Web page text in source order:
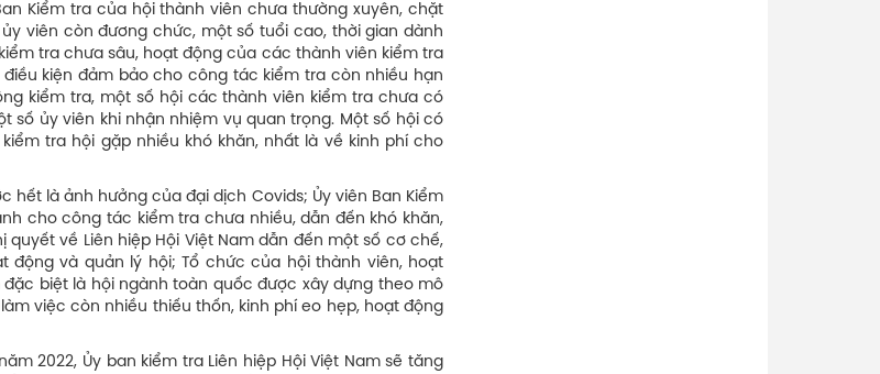
Kiểm tra của hội thành viên chưa thường xuyên, chặt
viên còn đương chức, một số tuổi cao, thời gian dành
tra chưa sâu, hoạt động của các thành viên kiểm tra
kiện đảm bảo cho công tác kiểm tra còn nhiều hạn
kiểm tra, một số hội các thành viên kiểm tra chưa có
ủy viên khi nhận nhiệm vụ quan trọng. Một số hội có
tra hội gặp nhiều khó khăn, nhất là về kinh phí cho
là ảnh hưởng của đại dịch Covids; Ủy viên Ban Kiểm
cho công tác kiểm tra chưa nhiều, dẫn đến khó khăn,
về Liên hiệp Hội Việt Nam dẫn đến một số cơ chế,
và quản lý hội; Tổ chức của hội thành viên, hoạt
biệt là hội ngành toàn quốc được xây dựng theo mô
việc còn nhiều thiếu thốn, kinh phí eo hẹp, hoạt động
2022, Ủy ban kiểm tra Liên hiệp Hội Việt Nam sẽ tăng